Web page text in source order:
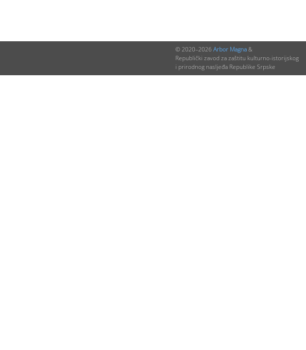
© 2020–2026 Arbor Magna&
Republički zavod za zaštitu kulturno-istorijskog
i prirodnog nasljeđa Republike Srpske